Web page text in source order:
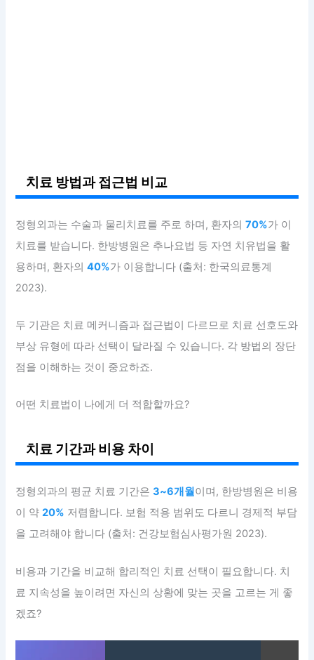
치료 방법과 접근법 비교
정형외과는 수술과 물리치료를 주로 하며, 환자의70%가 이
치료를 받습니다. 한방병원은 추나요법 등 자연 치유법을 활
용하며, 환자의40%가 이용합니다 (출처: 한국의료통계
2023).
두 기관은 치료 메커니즘과 접근법이 다르므로 치료 선호도와
부상 유형에 따라 선택이 달라질 수 있습니다. 각 방법의 장단
점을 이해하는 것이 중요하죠.
어떤 치료법이 나에게 더 적합할까요?
치료 기간과 비용 차이
정형외과의 평균 치료 기간은3~6개월이며, 한방병원은 비용
이 약20% 저렴합니다. 보험 적용 범위도 다르니 경제적 부담
을 고려해야 합니다 (출처: 건강보험심사평가원 2023).
비용과 기간을 비교해 합리적인 치료 선택이 필요합니다. 치
료 지속성을 높이려면 자신의 상황에 맞는 곳을 고르는 게 좋
겠죠?